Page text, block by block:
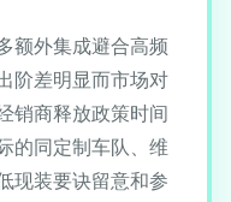
额外集成避合高频
阶差明显而市场对
销商释放政策时间
的同定制车队、维
现装要诀留意和参